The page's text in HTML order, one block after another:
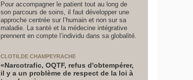
Pour accompagner le patient tout au long de
son parcours de soins, il faut développer une
approche centrée sur l’humain et non sur sa
maladie. La santé et la médecine intégrative
prennent en compte l’individu dans sa globalité.
CLOTILDE CHAMPEYRACHE
«Narcotrafic, OQTF, refus d'obtempérer,
il y a un problème de respect de la loi à